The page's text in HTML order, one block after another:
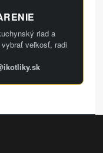
riad a
veľkosť, radi